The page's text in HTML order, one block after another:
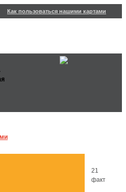
Как пользоваться нашими картами
21
факт